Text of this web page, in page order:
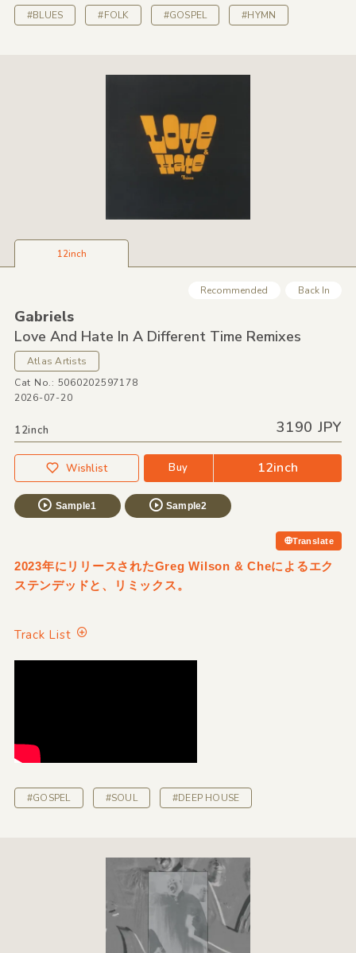
#BLUES #FOLK #GOSPEL #HYMN
12inch
Recommended Back In
Gabriels
Love And Hate In A Different Time Remixes
Atlas Artists
Cat No.: 5060202597178
2026-07-20
12inch 3190 JPY
Wishlist Buy 12inch
Sample1 Sample2
Translate
2023年にリリースされたGreg Wilson & Cheによるエク
ステンデッドと、リミックス。
Track List
#GOSPEL #SOUL #DEEP HOUSE